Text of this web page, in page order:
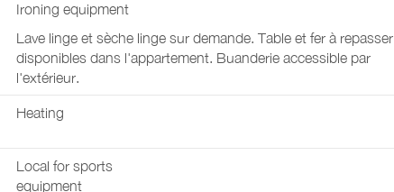
Ironing equipment
Lave linge et sèche linge sur demande. Table et fer à repasser
disponibles dans l'appartement. Buanderie accessible par
l'extérieur.
Heating
Local for sports
equipment